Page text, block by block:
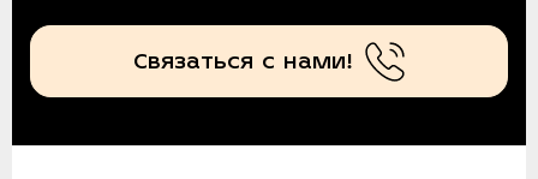
Связаться с нами!